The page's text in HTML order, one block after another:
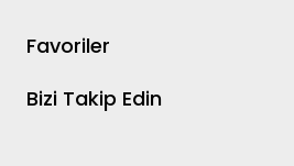
Favoriler
Bizi Takip Edin